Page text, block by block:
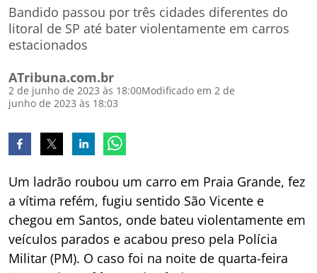
Bandido passou por três cidades diferentes do
litoral de SP até bater violentamente em carros
estacionados
ATribuna.com.br
2 de junho de 2023 às 18:00Modificado em 2 de
junho de 2023 às 18:03
Um ladrão roubou um carro em Praia Grande, fez
a vítima refém, fugiu sentido São Vicente e
chegou em Santos, onde bateu violentamente em
veículos parados e acabou preso pela Polícia
Militar (PM). O caso foi na noite de quarta-feira